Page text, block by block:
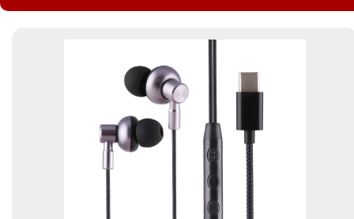
خروج از حساب کاربری